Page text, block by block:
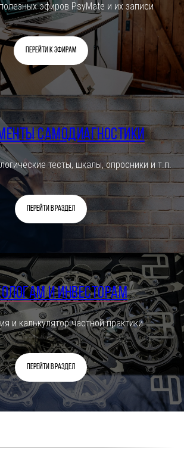
эфиров PsyMate и их записи
Перейти к эфирам
самодиагностики
тесты, шкалы, опросники и т.п.
Перейти в раздел
и инвесторам
и калькулятор частной практики
Перейти в раздел